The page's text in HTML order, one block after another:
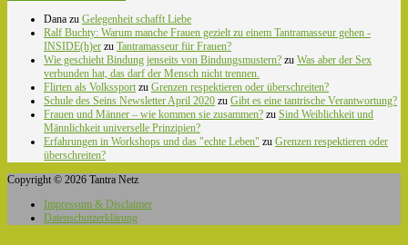
Dana zu Gelegenheit schafft Liebe
Ralf Buchty: Warum manche Frauen gezielt zu einem Tantramasseur gehen -
INSIDE(h)er zu Tantramasseur für Frauen?
Wie geschieht Bindung jenseits von Bindungsmustern? zu Was aber der Sex
verbunden hat, das darf der Mensch nicht trennen.
Flirten als Volkssport zu Grenzen respektieren oder überschreiten?
Schule des Seins Newsletter April 2020 zu Gibt es eine tantrische Verantwortung?
Frauen und Männer – wie kommen sie zusammen? zu Sind Weiblichkeit und
Männlichkeit universelle Prinzipien?
Erfahrungen in Workshops und das "echte Leben" zu Grenzen respektieren oder
überschreiten?
Copyright © 2026 Tantra Netz
Impressum & Disclaimer
Datenschutzerklärung